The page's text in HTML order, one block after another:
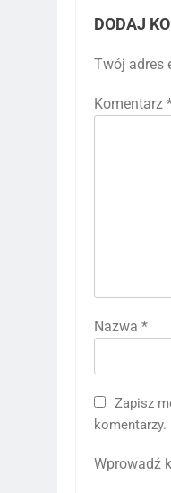
DODAJ
Twój adres
Komentarz
Nazwa *
Zapisz
komentarzy.
Wprowadź